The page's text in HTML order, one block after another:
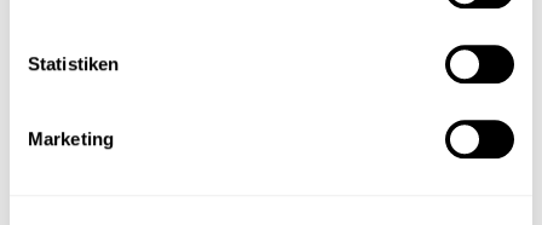
Statistiken
Marketing
Weitere Musiker-Videos findest Du
in dieser Playlist auf